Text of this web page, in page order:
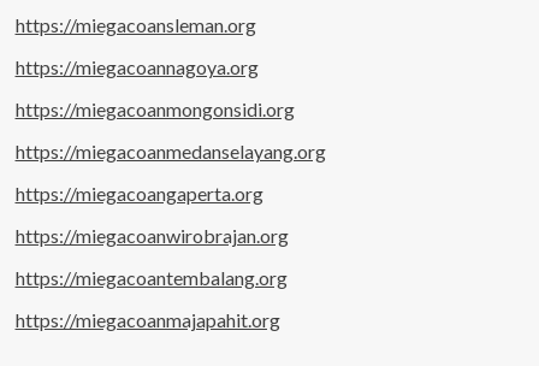
https://miegacoansleman.org
https://miegacoannagoya.org
https://miegacoanmongonsidi.org
https://miegacoanmedanselayang.org
https://miegacoangaperta.org
https://miegacoanwirobrajan.org
https://miegacoantembalang.org
https://miegacoanmajapahit.org